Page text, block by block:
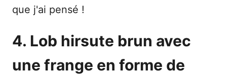
que j'ai pensé !
4. Lob hirsute brun avec
une frange en forme de